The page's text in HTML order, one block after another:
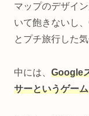
マップのデザイ
いて飽きないし
とプチ旅行した
中には、 Google
サーというゲー